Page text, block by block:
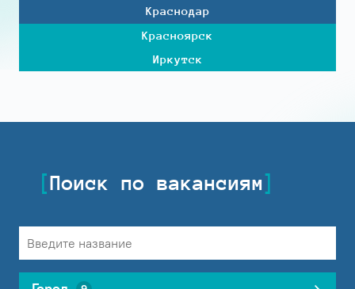
Краснодар
Красноярск
Иркутск
Поиск по вакансиям